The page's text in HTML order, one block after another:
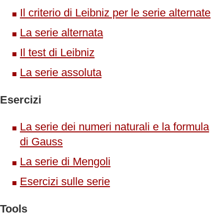
Il criterio di Leibniz per le serie alternate
La serie alternata
Il test di Leibniz
La serie assoluta
Esercizi
La serie dei numeri naturali e la formula
di Gauss
La serie di Mengoli
Esercizi sulle serie
Tools